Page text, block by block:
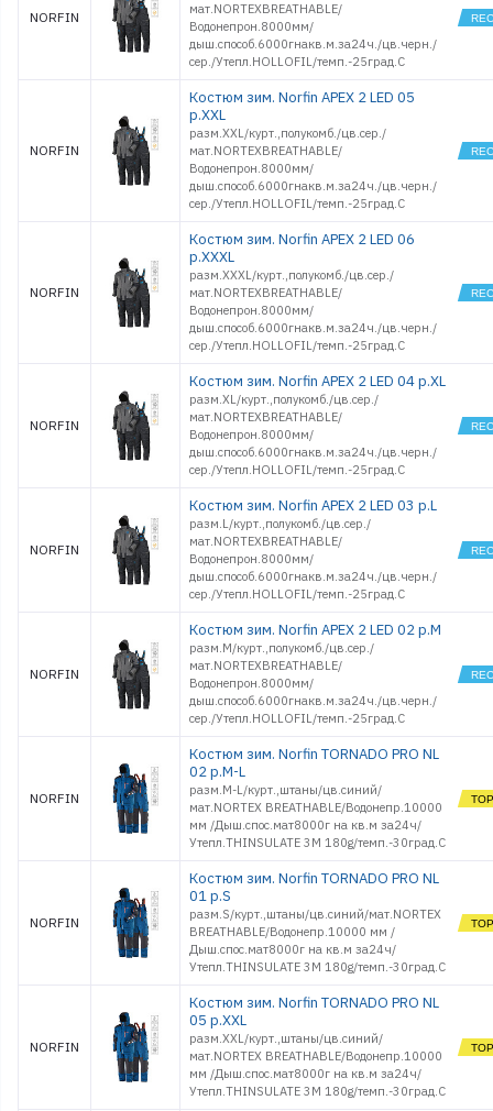
NORFIN
мат.NORTEXBREATHABLE/
Водонепрон.8000мм/
дыш.способ.6000гнакв.м.за24ч./цв.черн./
сер./Утепл.HOLLOFIL/темп.-25град.С
NORFIN
Костюм зим. Norfin APEX 2 LED 05
р.XXL
разм.XXL/курт.,полукомб./цв.сер./
мат.NORTEXBREATHABLE/
Водонепрон.8000мм/
дыш.способ.6000гнакв.м.за24ч./цв.черн./
сер./Утепл.HOLLOFIL/темп.-25град.С
NORFIN
Костюм зим. Norfin APEX 2 LED 06
р.XXXL
разм.XXXL/курт.,полукомб./цв.сер./
мат.NORTEXBREATHABLE/
Водонепрон.8000мм/
дыш.способ.6000гнакв.м.за24ч./цв.черн./
сер./Утепл.HOLLOFIL/темп.-25град.С
NORFIN
Костюм зим. Norfin APEX 2 LED 04 р.XL
разм.XL/курт.,полукомб./цв.сер./
мат.NORTEXBREATHABLE/
Водонепрон.8000мм/
дыш.способ.6000гнакв.м.за24ч./цв.черн./
сер./Утепл.HOLLOFIL/темп.-25град.С
NORFIN
Костюм зим. Norfin APEX 2 LED 03 р.L
разм.L/курт.,полукомб./цв.сер./
мат.NORTEXBREATHABLE/
Водонепрон.8000мм/
дыш.способ.6000гнакв.м.за24ч./цв.черн./
сер./Утепл.HOLLOFIL/темп.-25град.С
NORFIN
Костюм зим. Norfin APEX 2 LED 02 р.M
разм.M/курт.,полукомб./цв.сер./
мат.NORTEXBREATHABLE/
Водонепрон.8000мм/
дыш.способ.6000гнакв.м.за24ч./цв.черн./
сер./Утепл.HOLLOFIL/темп.-25град.С
NORFIN
Костюм зим. Norfin TORNADO PRO NL
02 р.M-L
разм.M-L/курт.,штаны/цв.синий/
мат.NORTEX BREATHABLE/Водонепр.10000
мм /Дыш.спос.мат8000г на кв.м за24ч/
Утепл.THINSULATE 3M 180g/темп.-30град.С
NORFIN
Костюм зим. Norfin TORNADO PRO NL
01 р.S
разм.S/курт.,штаны/цв.синий/мат.NORTEX
BREATHABLE/Водонепр.10000 мм /
Дыш.спос.мат8000г на кв.м за24ч/
Утепл.THINSULATE 3M 180g/темп.-30град.С
NORFIN
Костюм зим. Norfin TORNADO PRO NL
05 р.XXL
разм.XXL/курт.,штаны/цв.синий/
мат.NORTEX BREATHABLE/Водонепр.10000
мм /Дыш.спос.мат8000г на кв.м за24ч/
Утепл.THINSULATE 3M 180g/темп.-30град.С